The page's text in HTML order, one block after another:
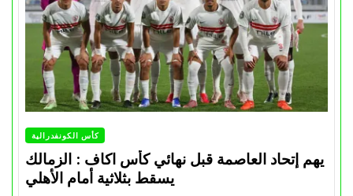
كأس الكونفدرالية
يهم إتحاد العاصمة قبل نهائي كأس اكاف : الزمالك